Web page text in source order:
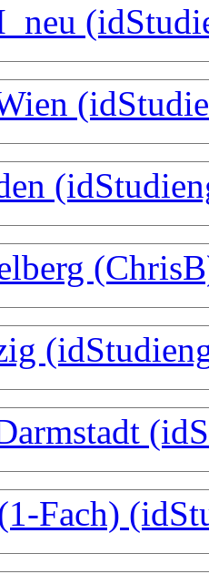
Fach)